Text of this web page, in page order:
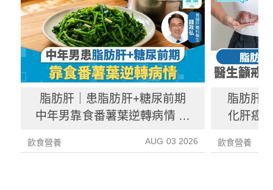
脂肪肝｜患脂肪肝+糖尿前期
中年男靠食番薯葉逆轉病情 肝
飲食營養 AUG 03 2026
脂肪肝
化肝癌
飲食營養